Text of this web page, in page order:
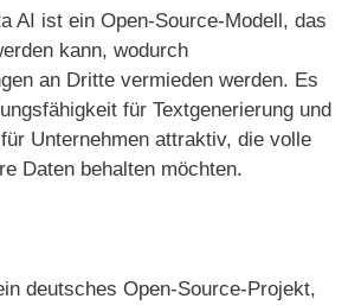
AI ist ein Open-Source-Modell, das
kann, wodurch
an Dritte vermieden werden. Es
für Textgenerierung und
Unternehmen attraktiv, die volle
Daten behalten möchten.
deutsches Open-Source-Projekt,